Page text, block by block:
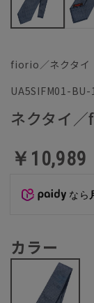
fiorio／ネクタイ
UA5SIFM01-BU-
ネクタイ
￥10,989
なら
カラー